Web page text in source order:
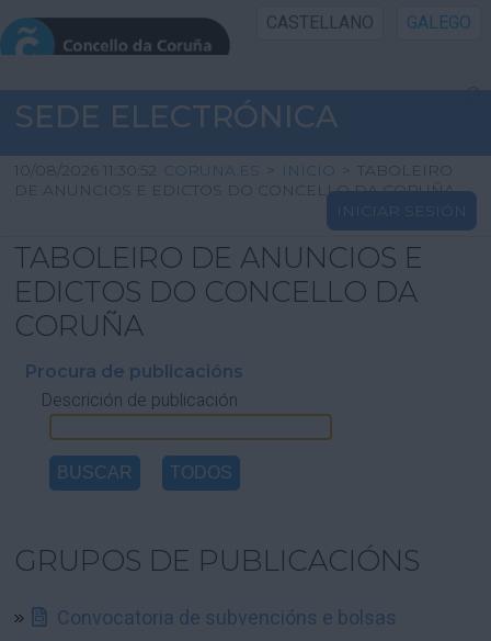
CASTELLANO GALEGO
INICIO SEDE
INICIO
INFORMACIÓN PÚBLICA
CARTAFOL CIDADÁN
AXUDA
SEDE ELECTRÓNICA
10/08/2026 11:30:52 CORUNA.ES > INICIO > TABOLEIRO
DE ANUNCIOS E EDICTOS DO CONCELLO DA CORUÑA
INICIAR SESIÓN
TABOLEIRO DE ANUNCIOS E
EDICTOS DO CONCELLO DA
CORUÑA
Procura de publicacións
Descrición de publicación
GRUPOS DE PUBLICACIÓNS
Convocatoria de subvencións e bolsas